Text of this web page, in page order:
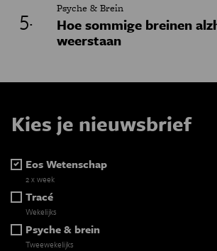
Psyche & Brein
Hoe sommige breinen
weerstaan
Kies je nieuwsbrief
Eos Wetenschap
2 x week
Tracé
Wekelijks
Psyche & brein
Tweewekelijks